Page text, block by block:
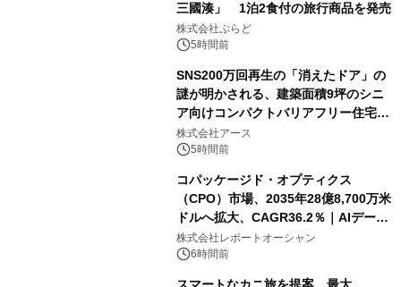
三國湊」 1泊2食付の旅行商品を発売
株式会社ぷらど
5時間前
SNS200万回再生の「消えたドア」の
謎が明かされる、建築面積9坪のシニ
ア向けコンパクトバリアフリー住宅が
誕生
株式会社アース
5時間前
コパッケージド・オプティクス
（CPO）市場、2035年28億8,700万米
ドルへ拡大、CAGR36.2％｜AIデータ
センター・高速光通信需要が成長を加
速
株式会社レポートオーシャン
6時間前